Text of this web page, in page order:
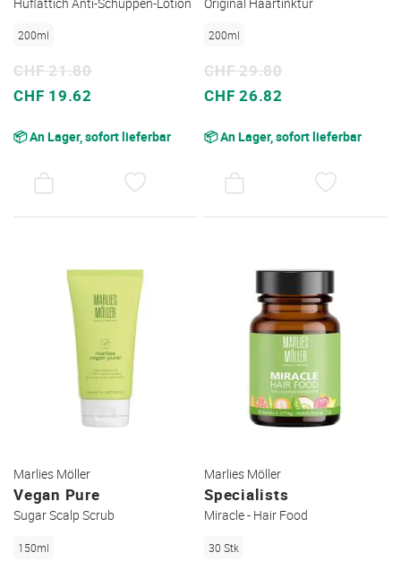
200ml
Sonderpreis
CHF 19.62
CHF 21.80
📦 An Lager, sofort lieferbar
200ml
Sonderpreis
CHF 26.82
CHF 29.80
📦 An Lager, sofort lieferbar
Marlies Möller
Vegan Pure
Sugar Scalp Scrub
150ml
Marlies Möller
Specialists
Miracle - Hair Food
30 Stk